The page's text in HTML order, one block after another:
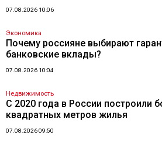
07.08.2026 10:06
Экономика
Почему россияне выбирают
банковские вклады?
07.08.2026 10:04
Недвижимость
С 2020 года в России построили
квадратных метров жилья
07.08.2026 09:50